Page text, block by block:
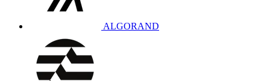
ALGORAND